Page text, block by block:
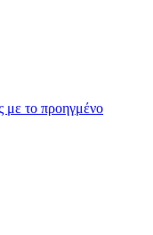
με το προηγμένο